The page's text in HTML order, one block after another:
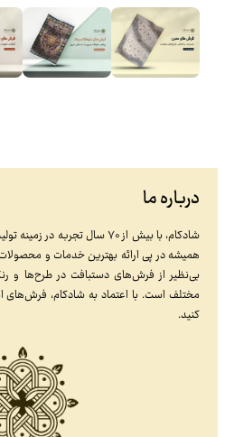
درباره ما
شادکام، با بیش از ۷۰ سال
همیشه در پی ارائه بهترین خدمات و
بی‌نظیر از فرش‌های دستبافت در طرح‌ها و
مختلف است. با اعتماد به شادکام، فرش‌های
کنید.